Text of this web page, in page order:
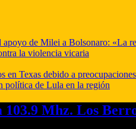
de Milei a Bolsonaro: «La
la violencia vicaria
Texas debido a
política de Lula en la región
Mhz. Los